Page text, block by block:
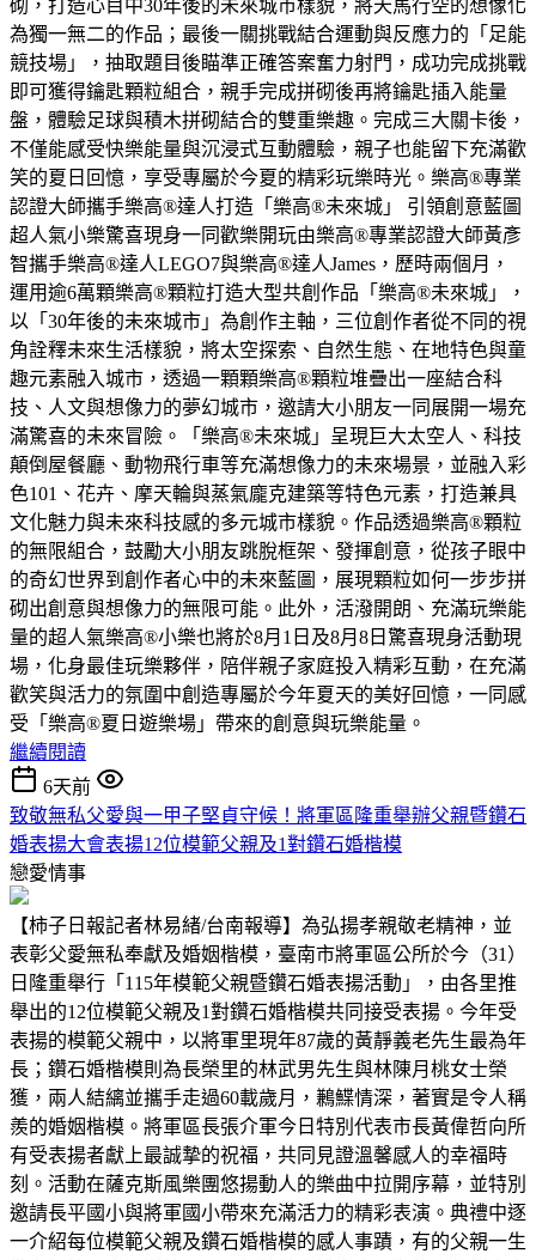
砌，打造心目中30年後的未來城市樣貌，將天馬行空的想像化
為獨一無二的作品；最後一關挑戰結合運動與反應力的「足能
競技場」，抽取題目後瞄準正確答案奮力射門，成功完成挑戰
即可獲得鑰匙顆粒組合，親手完成拼砌後再將鑰匙插入能量
盤，體驗足球與積木拼砌結合的雙重樂趣。完成三大關卡後，
不僅能感受快樂能量與沉浸式互動體驗，親子也能留下充滿歡
笑的夏日回憶，享受專屬於今夏的精彩玩樂時光。樂高®專業
認證大師攜手樂高®達人打造「樂高®未來城」 引領創意藍圖
超人氣小樂驚喜現身一同歡樂開玩由樂高®專業認證大師黃彥
智攜手樂高®達人LEGO7與樂高®達人James，歷時兩個月，
運用逾6萬顆樂高®顆粒打造大型共創作品「樂高®未來城」，
以「30年後的未來城市」為創作主軸，三位創作者從不同的視
角詮釋未來生活樣貌，將太空探索、自然生態、在地特色與童
趣元素融入城市，透過一顆顆樂高®顆粒堆疊出一座結合科
技、人文與想像力的夢幻城市，邀請大小朋友一同展開一場充
滿驚喜的未來冒險。「樂高®未來城」呈現巨大太空人、科技
顛倒屋餐廳、動物飛行車等充滿想像力的未來場景，並融入彩
色101、花卉、摩天輪與蒸氣龐克建築等特色元素，打造兼具
文化魅力與未來科技感的多元城市樣貌。作品透過樂高®顆粒
的無限組合，鼓勵大小朋友跳脫框架、發揮創意，從孩子眼中
的奇幻世界到創作者心中的未來藍圖，展現顆粒如何一步步拼
砌出創意與想像力的無限可能。此外，活潑開朗、充滿玩樂能
量的超人氣樂高®小樂也將於8月1日及8月8日驚喜現身活動現
場，化身最佳玩樂夥伴，陪伴親子家庭投入精彩互動，在充滿
歡笑與活力的氛圍中創造專屬於今年夏天的美好回憶，一同感
受「樂高®夏日遊樂場」帶來的創意與玩樂能量。
繼續閱讀
6天前
致敬無私父愛與一甲子堅貞守候！將軍區隆重舉辦父親暨鑽石
婚表揚大會表揚12位模範父親及1對鑽石婚楷模
戀愛情事
【柿子日報記者林易緒/台南報導】為弘揚孝親敬老精神，並
表彰父愛無私奉獻及婚姻楷模，臺南市將軍區公所於今（31）
日隆重舉行「115年模範父親暨鑽石婚表揚活動」，由各里推
舉出的12位模範父親及1對鑽石婚楷模共同接受表揚。今年受
表揚的模範父親中，以將軍里現年87歲的黃靜義老先生最為年
長；鑽石婚楷模則為長榮里的林武男先生與林陳月桃女士榮
獲，兩人結縭並攜手走過60載歲月，鶼鰈情深，著實是令人稱
羨的婚姻楷模。將軍區長張介軍今日特別代表市長黃偉哲向所
有受表揚者獻上最誠摯的祝福，共同見證溫馨感人的幸福時
刻。活動在薩克斯風樂團悠揚動人的樂曲中拉開序幕，並特別
邀請長平國小與將軍國小帶來充滿活力的精彩表演。典禮中逐
一介紹每位模範父親及鑽石婚楷模的感人事蹟，有的父親一生